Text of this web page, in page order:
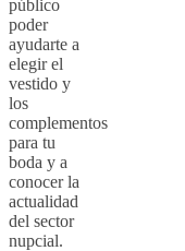
público
poder
ayudarte a
elegir el
vestido y
los
complementos
para tu
boda y a
conocer la
actualidad
del sector
nupcial.